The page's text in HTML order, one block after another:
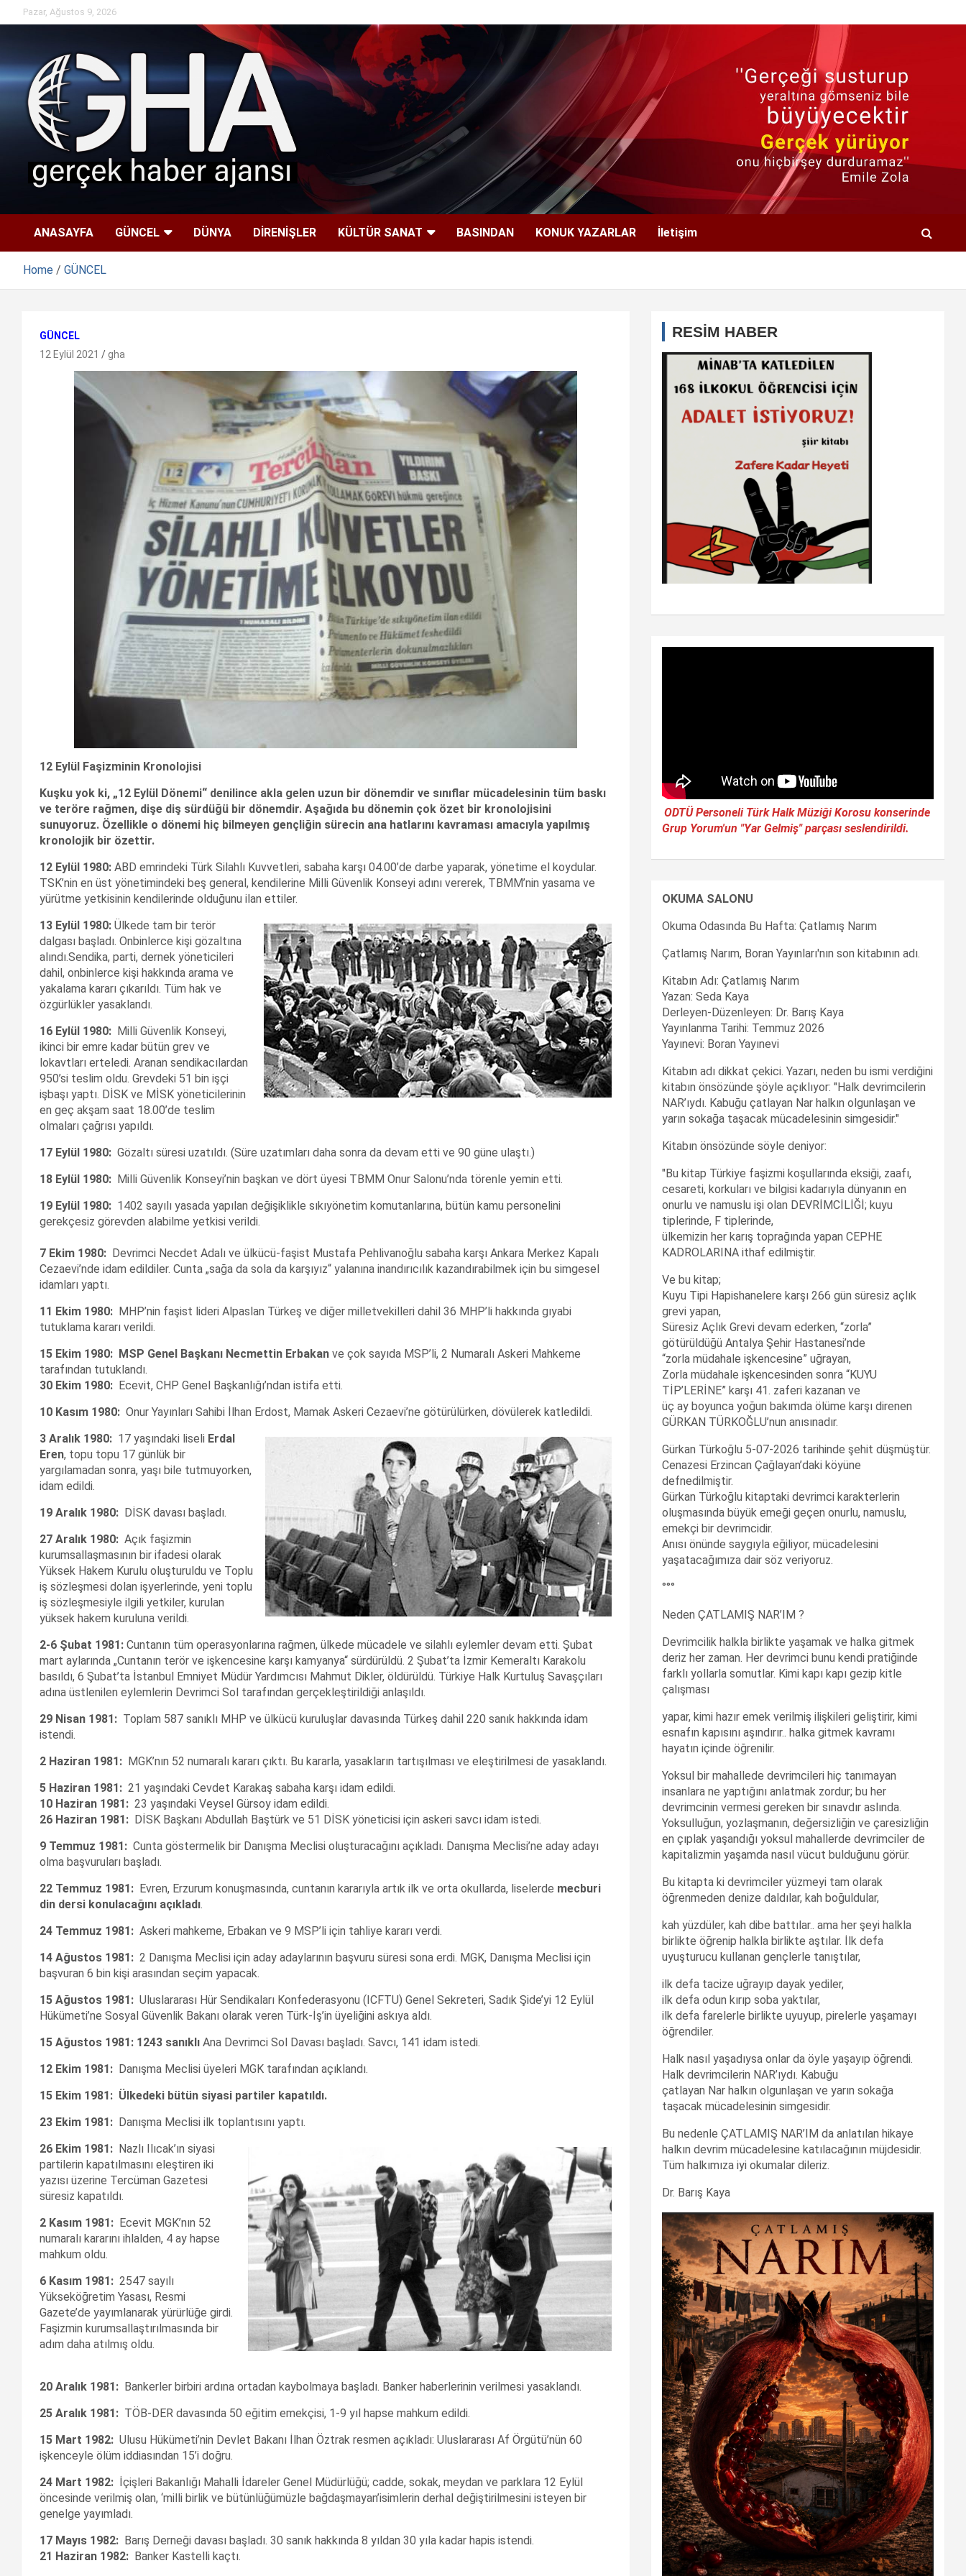
to
Pazar, Ağustos 9, 2026
ANASAYFA GÜNCEL DÜNYA DİRENİŞLER KÜLTÜR SANAT BASINDAN KONUK YAZARLAR İletişim
Home GÜNCEL
GÜNCEL
12 Eylül 2021
gha
12 Eylül Faşizminin Kronolojisi
Kuşku yok ki, „12 Eylül Dönemi“ denilince akla gelen uzun bir dönemdir ve sınıflar mücadelesinin tüm baskı
ve teröre rağmen, dişe diş sürdüğü bir dönemdir. Aşağıda bu dönemin çok özet bir kronolojisini
sunuyoruz. Özellikle o dönemi hiç bilmeyen gençliğin sürecin ana hatlarını kavraması amacıyla yapılmış
kronolojik bir özettir.
12 Eylül 1980: ABD emrindeki Türk Silahlı Kuvvetleri, sabaha karşı 04.00’de darbe yaparak, yönetime el koydular.
TSK’nin en üst yönetimindeki beş general, kendilerine Milli Güvenlik Konseyi adını vererek, TBMM’nin yasama ve
yürütme yetkisinin kendilerinde olduğunu ilan ettiler.
13 Eylül 1980: Ülkede tam bir terör
dalgası başladı. Onbinlerce kişi gözaltına
alındı.Sendika, parti, dernek yöneticileri
dahil, onbinlerce kişi hakkında arama ve
yakalama kararı çıkarıldı. Tüm hak ve
özgürlükler yasaklandı.
16 Eylül 1980: Milli Güvenlik Konseyi,
ikinci bir emre kadar bütün grev ve
lokavtları erteledi. Aranan sendikacılardan
950’si teslim oldu. Grevdeki 51 bin işçi
işbaşı yaptı. DİSK ve MİSK yöneticilerinin
en geç akşam saat 18.00’de teslim
olmaları çağrısı yapıldı.
17 Eylül 1980: Gözaltı süresi uzatıldı. (Süre uzatımları daha sonra da devam etti ve 90 güne ulaştı.)
18 Eylül 1980: Milli Güvenlik Konseyi’nin başkan ve dört üyesi TBMM Onur Salonu’nda törenle yemin etti.
19 Eylül 1980: 1402 sayılı yasada yapılan değişiklikle sıkıyönetim komutanlarına, bütün kamu personelini
gerekçesiz görevden alabilme yetkisi verildi.
7 Ekim 1980: Devrimci Necdet Adalı ve ülkücü-faşist Mustafa Pehlivanoğlu sabaha karşı Ankara Merkez Kapalı
Cezaevi’nde idam edildiler. Cunta „sağa da sola da karşıyız“ yalanına inandırıcılık kazandırabilmek için bu simgesel
idamları yaptı.
11 Ekim 1980: MHP’nin faşist lideri Alpaslan Türkeş ve diğer milletvekilleri dahil 36 MHP’li hakkında gıyabi
tutuklama kararı verildi.
15 Ekim 1980: MSP Genel Başkanı Necmettin Erbakan ve çok sayıda MSP’li, 2 Numaralı Askeri Mahkeme
tarafından tutuklandı.
30 Ekim 1980: Ecevit, CHP Genel Başkanlığı’ndan istifa etti.
10 Kasım 1980: Onur Yayınları Sahibi İlhan Erdost, Mamak Askeri Cezaevi’ne götürülürken, dövülerek katledildi.
3 Aralık 1980: 17 yaşındaki liseli Erdal
Eren, topu topu 17 günlük bir
yargılamadan sonra, yaşı bile tutmuyorken,
idam edildi.
19 Aralık 1980: DİSK davası başladı.
27 Aralık 1980: Açık faşizmin
kurumsallaşmasının bir ifadesi olarak
Yüksek Hakem Kurulu oluşturuldu ve Toplu
iş sözleşmesi dolan işyerlerinde, yeni toplu
iş sözleşmesiyle ilgili yetkiler, kurulan
yüksek hakem kuruluna verildi.
2-6 Şubat 1981: Cuntanın tüm operasyonlarına rağmen, ülkede mücadele ve silahlı eylemler devam etti. Şubat
mart aylarında „Cuntanın terör ve işkencesine karşı kamyanya“ sürdürüldü. 2 Şubat’ta İzmir Kemeraltı Karakolu
basıldı, 6 Şubat’ta İstanbul Emniyet Müdür Yardımcısı Mahmut Dikler, öldürüldü. Türkiye Halk Kurtuluş Savaşçıları
adına üstlenilen eylemlerin Devrimci Sol tarafından gerçekleştirildiği anlaşıldı.
29 Nisan 1981: Toplam 587 sanıklı MHP ve ülkücü kuruluşlar davasında Türkeş dahil 220 sanık hakkında idam
istendi.
2 Haziran 1981: MGK’nın 52 numaralı kararı çıktı. Bu kararla, yasakların tartışılması ve eleştirilmesi de yasaklandı.
5 Haziran 1981: 21 yaşındaki Cevdet Karakaş sabaha karşı idam edildi.
10 Haziran 1981: 23 yaşındaki Veysel Gürsoy idam edildi.
26 Haziran 1981: DİSK Başkanı Abdullah Baştürk ve 51 DİSK yöneticisi için askeri savcı idam istedi.
9 Temmuz 1981: Cunta göstermelik bir Danışma Meclisi oluşturacağını açıkladı. Danışma Meclisi’ne aday adayı
olma başvuruları başladı.
22 Temmuz 1981: Evren, Erzurum konuşmasında, cuntanın kararıyla artık ilk ve orta okullarda, liselerde mecburi
din dersi konulacağını açıkladı.
24 Temmuz 1981: Askeri mahkeme, Erbakan ve 9 MSP’li için tahliye kararı verdi.
14 Ağustos 1981: 2 Danışma Meclisi için aday adaylarının başvuru süresi sona erdi. MGK, Danışma Meclisi için
başvuran 6 bin kişi arasından seçim yapacak.
15 Ağustos 1981: Uluslararası Hür Sendikaları Konfederasyonu (ICFTU) Genel Sekreteri, Sadık Şide’yi 12 Eylül
Hükümeti’ne Sosyal Güvenlik Bakanı olarak veren Türk-İş’in üyeliğini askıya aldı.
15 Ağustos 1981: 1243 sanıklı Ana Devrimci Sol Davası başladı. Savcı, 141 idam istedi.
12 Ekim 1981: Danışma Meclisi üyeleri MGK tarafından açıklandı.
15 Ekim 1981: Ülkedeki bütün siyasi partiler kapatıldı.
23 Ekim 1981: Danışma Meclisi ilk toplantısını yaptı.
26 Ekim 1981: Nazlı Ilıcak’ın siyasi
partilerin kapatılmasını eleştiren iki
yazısı üzerine Tercüman Gazetesi
süresiz kapatıldı.
2 Kasım 1981: Ecevit MGK’nın 52
numaralı kararını ihlalden, 4 ay hapse
mahkum oldu.
6 Kasım 1981: 2547 sayılı
Yükseköğretim Yasası, Resmi
Gazete’de yayımlanarak yürürlüğe girdi.
Faşizmin kurumsallaştırılmasında bir
adım daha atılmış oldu.
20 Aralık 1981: Bankerler birbiri ardına ortadan kaybolmaya başladı. Banker haberlerinin verilmesi yasaklandı.
25 Aralık 1981: TÖB-DER davasında 50 eğitim emekçisi, 1-9 yıl hapse mahkum edildi.
15 Mart 1982: Ulusu Hükümeti’nin Devlet Bakanı İlhan Öztrak resmen açıkladı: Uluslararası Af Örgütü’nün 60
işkenceyle ölüm iddiasından 15’i doğru.
24 Mart 1982: İçişleri Bakanlığı Mahalli İdareler Genel Müdürlüğü; cadde, sokak, meydan ve parklara 12 Eylül
öncesinde verilmiş olan, ‘milli birlik ve bütünlüğümüzle bağdaşmayan’isimlerin derhal değiştirilmesini isteyen bir
genelge yayımladı.
17 Mayıs 1982: Barış Derneği davası başladı. 30 sanık hakkında 8 yıldan 30 yıla kadar hapis istendi.
21 Haziran 1982: Banker Kastelli kaçtı.
RESİM HABER
ODTÜ Personeli Türk Halk Müziği Korosu konserinde
Grup Yorum'un "Yar Gelmiş" parçası seslendirildi.
OKUMA SALONU
Okuma Odasında Bu Hafta: Çatlamış Narım
Çatlamış Narım, Boran Yayınları'nın son kitabının adı.
Kitabın Adı: Çatlamış Narım
Yazan: Seda Kaya
Derleyen-Düzenleyen: Dr. Barış Kaya
Yayınlanma Tarihi: Temmuz 2026
Yayınevi: Boran Yayınevi
Kitabın adı dikkat çekici. Yazarı, neden bu ismi verdiğini
kitabın önsözünde şöyle açıklıyor: "Halk devrimcilerin
NAR’ıydı. Kabuğu çatlayan Nar halkın olgunlaşan ve
yarın sokağa taşacak mücadelesinin simgesidir."
Kitabın önsözünde söyle deniyor:
"Bu kitap Türkiye faşizmi koşullarında eksiği, zaafı,
cesareti, korkuları ve bilgisi kadarıyla dünyanın en
onurlu ve namuslu işi olan DEVRİMCİLİĞİ; kuyu
tiplerinde, F tiplerinde,
ülkemizin her karış toprağında yapan CEPHE
KADROLARINA ithaf edilmiştir.
Ve bu kitap;
Kuyu Tipi Hapishanelere karşı 266 gün süresiz açlık
grevi yapan,
Süresiz Açlık Grevi devam ederken, “zorla”
götürüldüğü Antalya Şehir Hastanesi’nde
“zorla müdahale işkencesine” uğrayan,
Zorla müdahale işkencesinden sonra “KUYU
TİP’LERİNE” karşı 41. zaferi kazanan ve
üç ay boyunca yoğun bakımda ölüme karşı direnen
GÜRKAN TÜRKOĞLU’nun anısınadır.
Gürkan Türkoğlu 5-07-2026 tarihinde şehit düşmüştür.
Cenazesi Erzincan Çağlayan’daki köyüne
defnedilmiştir.
Gürkan Türkoğlu kitaptaki devrimci karakterlerin
oluşmasında büyük emeği geçen onurlu, namuslu,
emekçi bir devrimcidir.
Anısı önünde saygıyla eğiliyor, mücadelesini
yaşatacağımıza dair söz veriyoruz.
°°°
Neden ÇATLAMIŞ NAR’IM ?
Devrimcilik halkla birlikte yaşamak ve halka gitmek
deriz her zaman. Her devrimci bunu kendi pratiğinde
farklı yollarla somutlar. Kimi kapı kapı gezip kitle
çalışması
yapar, kimi hazır emek verilmiş ilişkileri geliştirir, kimi
esnafın kapısını aşındırır.. halka gitmek kavramı
hayatın içinde öğrenilir.
Yoksul bir mahallede devrimcileri hiç tanımayan
insanlara ne yaptığını anlatmak zordur; bu her
devrimcinin vermesi gereken bir sınavdır aslında.
Yoksulluğun, yozlaşmanın, değersizliğin ve çaresizliğin
en çıplak yaşandığı yoksul mahallerde devrimciler de
kapitalizmin yaşamda nasıl vücut bulduğunu görür.
Bu kitapta ki devrimciler yüzmeyi tam olarak
öğrenmeden denize daldılar, kah boğuldular,
kah yüzdüler, kah dibe battılar.. ama her şeyi halkla
birlikte öğrenip halkla birlikte aştılar. İlk defa
uyuşturucu kullanan gençlerle tanıştılar,
ilk defa tacize uğrayıp dayak yediler,
ilk defa odun kırıp soba yaktılar,
ilk defa farelerle birlikte uyuyup, pirelerle yaşamayı
öğrendiler.
Halk nasıl yaşadıysa onlar da öyle yaşayıp öğrendi.
Halk devrimcilerin NAR’ıydı. Kabuğu
çatlayan Nar halkın olgunlaşan ve yarın sokağa
taşacak mücadelesinin simgesidir.
Bu nedenle ÇATLAMIŞ NAR’IM da anlatılan hikaye
halkın devrim mücadelesine katılacağının müjdesidir.
Tüm halkımıza iyi okumalar dileriz.
Dr. Barış Kaya